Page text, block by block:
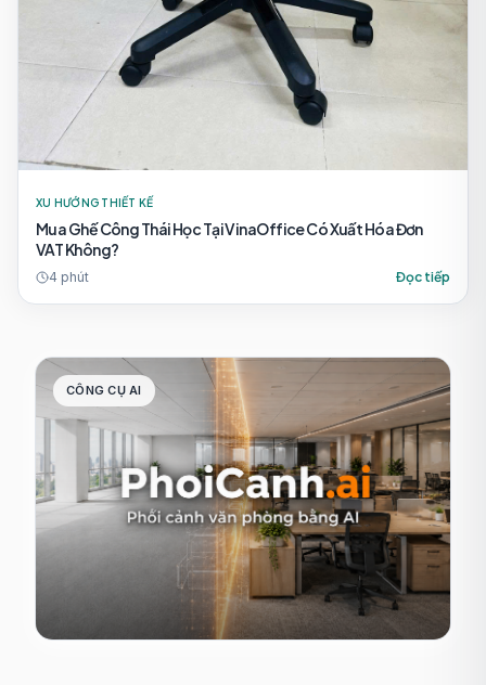
XU HƯỚNG THIẾT KẾ
Mua Ghế Công Thái Học Tại VinaOffice Có Xuất Hóa Đơn
VAT Không?
4 phút Đọc tiếp
CÔNG CỤ AI